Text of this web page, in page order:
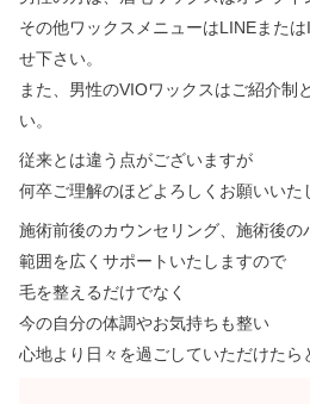
その他ワックスメニューはLINEまた
せ下さい。
また、男性のVIOワックスはご紹介制
い。
従来とは違う点がございますが
何卒ご理解のほどよろしくお願いいた
施術前後のカウンセリング、施術後の
範囲を広くサポートいたしますので
毛を整えるだけでなく
今の自分の体調やお気持ちも整い
心地より日々を過ごしていただけたら